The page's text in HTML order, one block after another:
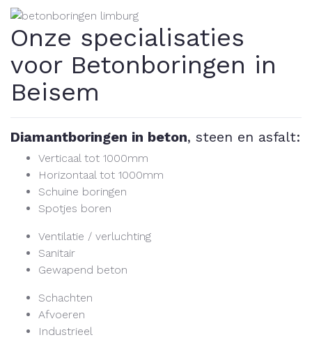
Onze specialisaties
voor Betonboringen in
Beisem
Diamantboringen in beton, steen en asfalt:
Verticaal tot 1000mm
Horizontaal tot 1000mm
Schuine boringen
Spotjes boren
Ventilatie / verluchting
Sanitair
Gewapend beton
Schachten
Afvoeren
Industrieel